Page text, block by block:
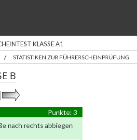
KLASSE A1
/ STATISTIKEN ZUR FÜHRERSCHEINPRÜFUNG
B
Punkte: 3
nach rechts abbiegen